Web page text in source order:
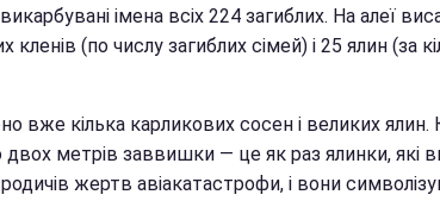
імена всіх 224 загиблих. На алеї
кленів (по числу загиблих сімей) і 25 ялин (за
вже кілька карликових сосен і великих
двох метрів заввишки — це як раз ялинки, які
жертв авіакатастрофи, і вони